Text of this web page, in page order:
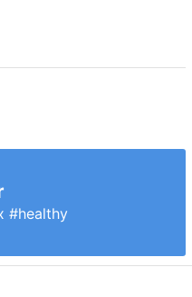
#healthy